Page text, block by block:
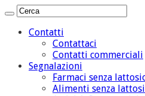
Contatti
Contattaci
Contatti commerciali
Segnalazioni
Farmaci senza
Alimenti senza